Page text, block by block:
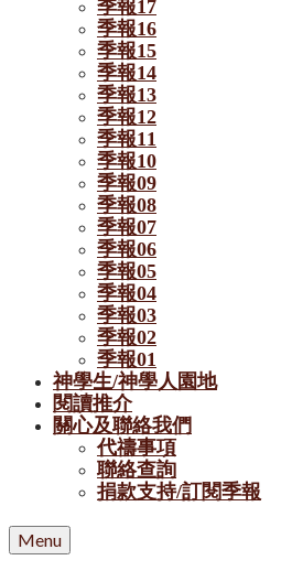
季報17
季報16
季報15
季報14
季報13
季報12
季報11
季報10
季報09
季報08
季報07
季報06
季報05
季報04
季報03
季報02
季報01
神學生/神學人園地
閱讀推介
關心及聯絡我們
代禱事項
聯絡查詢
捐款支持/訂閱季報
Menu